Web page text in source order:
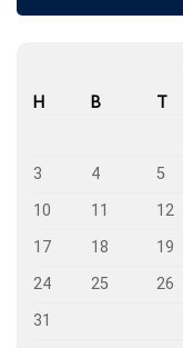
H B T
3
4 5
10
11 12
17
18 19
24
25 26
31